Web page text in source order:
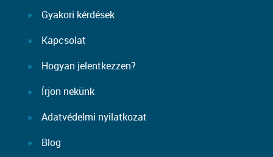
Gyakori kérdések
Kapcsolat
Hogyan jelentkezzen?
Írjon nekünk
Adatvédelmi nyilatkozat
Blog